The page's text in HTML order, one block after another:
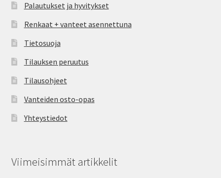
Palautukset ja hyvitykset
Renkaat + vanteet asennettuna
Tietosuoja
Tilauksen peruutus
Tilausohjeet
Vanteiden osto-opas
Yhteystiedot
Viimeisimmät artikkelit